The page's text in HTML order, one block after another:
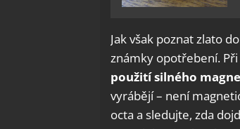
Jak však poznat zlato
známky opotřebení.
použití silného
vyrábějí – není
octa a sledujte, zda